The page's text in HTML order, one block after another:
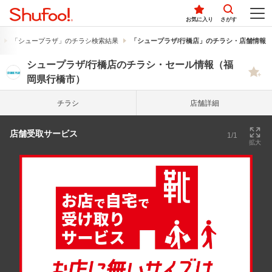
お気に入り さがす
「シュープラザ」のチラシ検索結果 「シュープラザ/行橋店」のチラシ・店舗情報
シュープラザ/行橋店のチラシ・セール情報（福
岡県行橋市）
チラシ 店舗詳細
店舗受取サービス 1/1
拡大